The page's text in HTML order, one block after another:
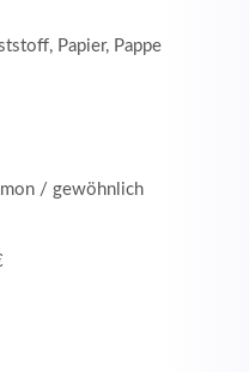
Papier, Pappe
/ gewöhnlich